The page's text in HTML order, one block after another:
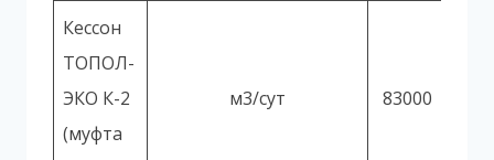
Кессон
ТОПОЛ-
ЭКО К-2
(муфта
м3/сут 83000